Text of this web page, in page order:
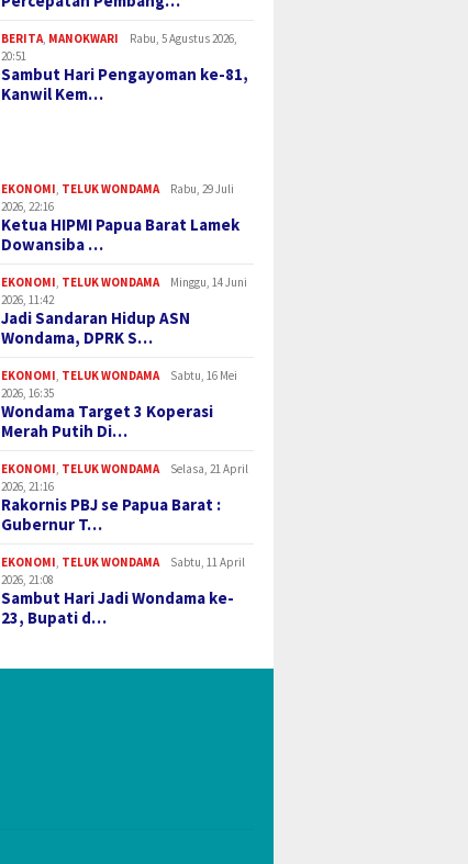
BERITA MANOKWARI
Rabu, 5 Agustus 2026,
20:51
Sambut Hari Pengayoman ke-81,
Kanwil Kem…
EKONOMI TELUK WONDAMA
Rabu, 29 Juli
2026, 22:16
Ketua HIPMI Papua Barat Lamek
Dowansiba …
EKONOMI TELUK WONDAMA
Minggu, 14 Juni
2026, 11:42
Jadi Sandaran Hidup ASN
Wondama, DPRK S…
EKONOMI TELUK WONDAMA
Sabtu, 16 Mei
2026, 16:35
Wondama Target 3 Koperasi
Merah Putih Di…
EKONOMI TELUK WONDAMA
Selasa, 21 April
2026, 21:16
Rakornis PBJ se Papua Barat :
Gubernur T…
EKONOMI TELUK WONDAMA
Sabtu, 11 April
2026, 21:08
Sambut Hari Jadi Wondama ke-
23, Bupati d…